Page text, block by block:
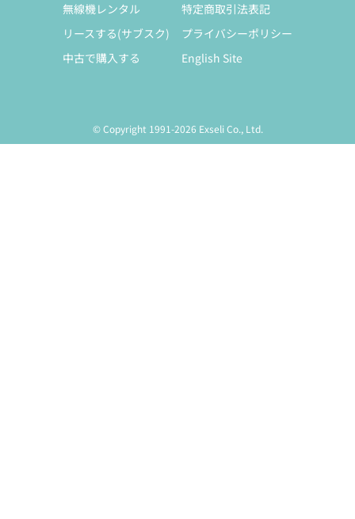
無線機レンタル
リースする(サブスク)
中古で購入する
特定商取引法表記
プライバシーポリシー
English Site
© Copyright 1991-2026 Exseli Co., Ltd.